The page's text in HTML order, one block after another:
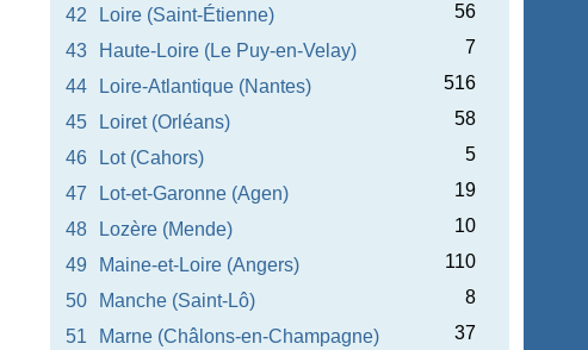
42
Loire (Saint-Étienne)
56
43
Haute-Loire (Le Puy-en-Velay)
7
44
Loire-Atlantique (Nantes)
516
45
Loiret (Orléans)
58
46
Lot (Cahors)
5
47
Lot-et-Garonne (Agen)
19
48
Lozère (Mende)
10
49
Maine-et-Loire (Angers)
110
50
Manche (Saint-Lô)
8
51
Marne (Châlons-en-Champagne)
37